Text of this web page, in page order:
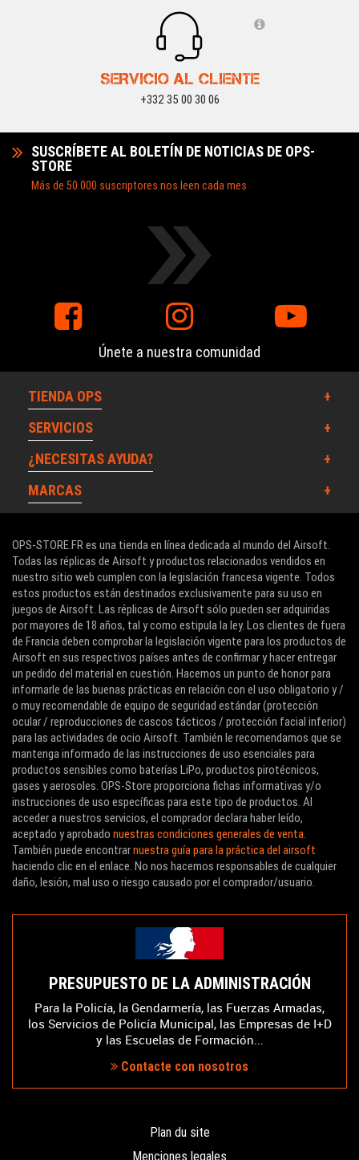
SERVICIO AL CLIENTE
+332 35 00 30 06
SUSCRÍBETE AL BOLETÍN DE NOTICIAS DE OPS-
STORE
Más de 50.000 suscriptores nos leen cada mes
Únete a nuestra comunidad
TIENDA OPS
SERVICIOS
¿NECESITAS AYUDA?
MARCAS
OPS-STORE.FR es una tienda en línea dedicada al mundo del Airsoft.
Todas las réplicas de Airsoft y productos relacionados vendidos en
nuestro sitio web cumplen con la legislación francesa vigente. Todos
estos productos están destinados exclusivamente para su uso en
juegos de Airsoft. Las réplicas de Airsoft sólo pueden ser adquiridas
por mayores de 18 años, tal y como estipula la ley. Los clientes de fuera
de Francia deben comprobar la legislación vigente para los productos de
Airsoft en sus respectivos países antes de confirmar y hacer entregar
un pedido del material en cuestión. Hacemos un punto de honor para
informarle de las buenas prácticas en relación con el uso obligatorio y /
o muy recomendable de equipo de seguridad estándar (protección
ocular / reproducciones de cascos tácticos / protección facial inferior)
para las actividades de ocio Airsoft. También le recomendamos que se
mantenga informado de las instrucciones de uso esenciales para
productos sensibles como baterías LiPo, productos pirotécnicos,
gases y aerosoles. OPS-Store proporciona fichas informativas y/o
instrucciones de uso específicas para este tipo de productos. Al
acceder a nuestros servicios, el comprador declara haber leído,
aceptado y aprobado nuestras condiciones generales de venta.
También puede encontrarnuestra guía para la práctica del airsoft
haciendo clic en el enlace. No nos hacemos responsables de cualquier
daño, lesión, mal uso o riesgo causado por el comprador/usuario.
PRESUPUESTO DE LA ADMINISTRACIÓN
Para la Policía, la Gendarmería, las Fuerzas Armadas,
los Servicios de Policía Municipal, las Empresas de I+D
y las Escuelas de Formación...
Contacte con nosotros
Plan du site
Menciones legales